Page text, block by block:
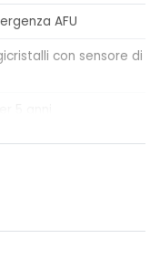
AFU
con sensore di
anteriori e